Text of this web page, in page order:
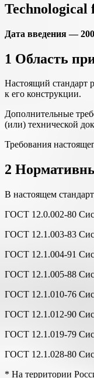
Technological
Дата введения —
1 Область
Настоящий стандарт
к его конструкции.
Дополнительные
(или) технической
Требования
2
В настоящем
ГОСТ 12.0.002-80
ГОСТ 12.1.003-83
ГОСТ 12.1.004-91
ГОСТ 12.1.005-88
ГОСТ 12.1.010-76
ГОСТ 12.1.012-90
ГОСТ 12.1.019-79
ГОСТ 12.1.028-80
* На территории